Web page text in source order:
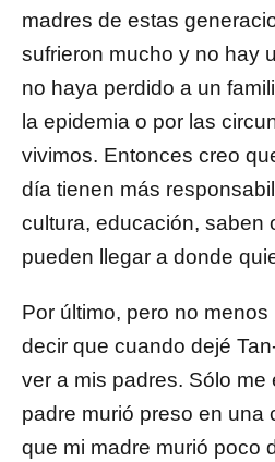
madres de estas
sufrieron mucho y no hay
no haya perdido a un
la epidemia o por las
vivimos. Entonces creo
día tienen más
cultura, educación, saben
pueden llegar a donde
Por último, pero no
decir que cuando dejé
ver a mis padres. Sólo me
padre murió preso en una
que mi madre murió poco